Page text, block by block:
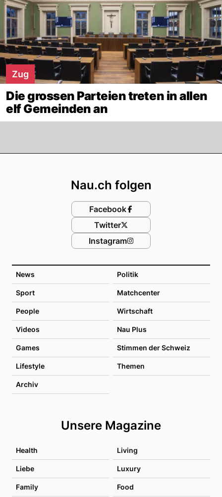
Zug
Die grossen Parteien treten in allen
elf Gemeinden an
News Politik
Sport Matchcenter
People Wirtschaft
Videos Nau Plus
Games Stimmen der Schweiz
Lifestyle Themen
Archiv
Unsere Magazine
Health Living
Liebe Luxury
Family Food
Nau.ch folgen
Facebook
Twitter
Instagram